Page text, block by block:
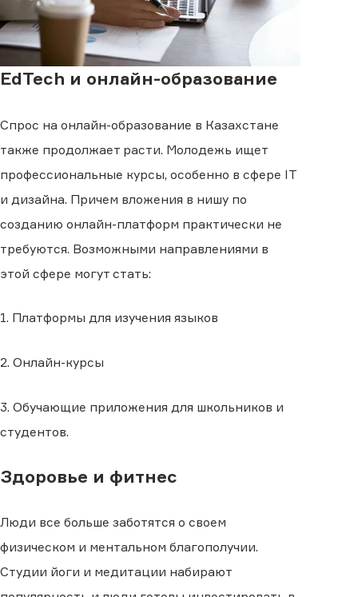
EdTech и онлайн-образование
Спрос на онлайн-образование в Казахстане
также продолжает расти. Молодежь ищет
профессиональные курсы, особенно в сфере IT
и дизайна. Причем вложения в нишу по
созданию онлайн-платформ практически не
требуются. Возможными направлениями в
этой сфере могут стать:
1. Платформы для изучения языков
2. Онлайн-курсы
3. Обучающие приложения для школьников и
студентов.
Здоровье и фитнес
Люди все больше заботятся о своем
физическом и ментальном благополучии.
Студии йоги и медитации набирают